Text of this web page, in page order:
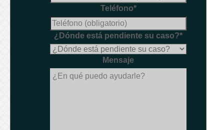
Teléfono*
¿Dónde está pendiente su caso?*
Mensaje